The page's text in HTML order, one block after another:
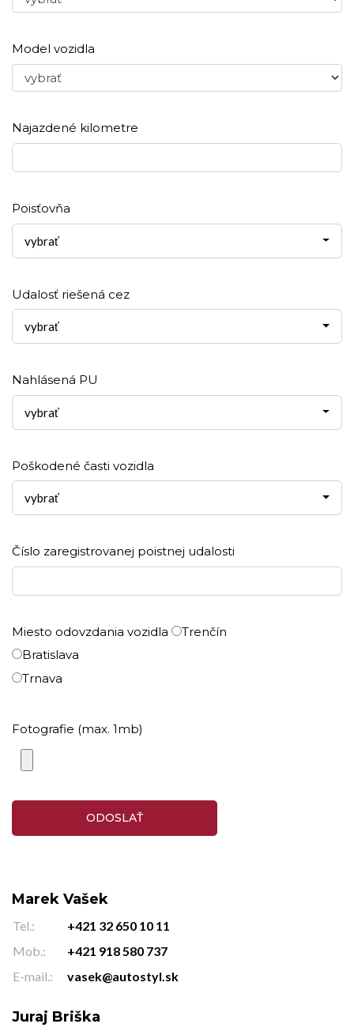
Model vozidla
Najazdené kilometre
Poisťovňa
vybrať
Udalosť riešená cez
vybrať
Nahlásená PU
vybrať
Poškodené časti vozidla
vybrať
Číslo zaregistrovanej poistnej udalosti
Miesto odovzdania vozidla
Trenčín
Bratislava
Trnava
Fotografie (max. 1mb)
Marek Vašek
Tel.:
+421 32 650 10 11
Mob.:
+421 918 580 737
E-mail.:
vasek@autostyl.sk
Juraj Briška